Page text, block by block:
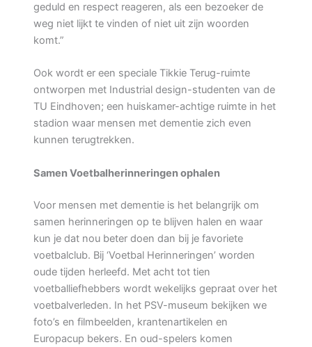
geduld en respect reageren, als een bezoeker de
weg niet lijkt te vinden of niet uit zijn woorden
komt.”
Ook wordt er een speciale Tikkie Terug-ruimte
ontworpen met Industrial design-studenten van de
TU Eindhoven; een huiskamer-achtige ruimte in het
stadion waar mensen met dementie zich even
kunnen terugtrekken.
Samen Voetbalherinneringen ophalen
Voor mensen met dementie is het belangrijk om
samen herinneringen op te blijven halen en waar
kun je dat nou beter doen dan bij je favoriete
voetbalclub. Bij ‘Voetbal Herinneringen’ worden
oude tijden herleefd. Met acht tot tien
voetballiefhebbers wordt wekelijks gepraat over het
voetbalverleden. In het PSV-museum bekijken we
foto’s en filmbeelden, krantenartikelen en
Europacup bekers. En oud-spelers komen